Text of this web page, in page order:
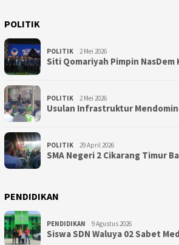
POLITIK
POLITIK 2 Mei 2026
Siti Qomariyah Pimpin
POLITIK 2 Mei 2026
Usulan Infrastruktur
POLITIK 29 April 2026
SMA Negeri 2 Cikarang Timur
PENDIDIKAN
PENDIDIKAN 9 Agustus 2026
Siswa SDN Waluya 02 Sabet